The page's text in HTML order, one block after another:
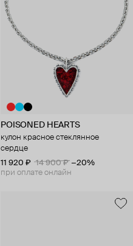
POISONED HEARTS
кулон красное стеклянное
сердце
11 920 ₽
14 900 ₽ −20%
при оплате онлайн